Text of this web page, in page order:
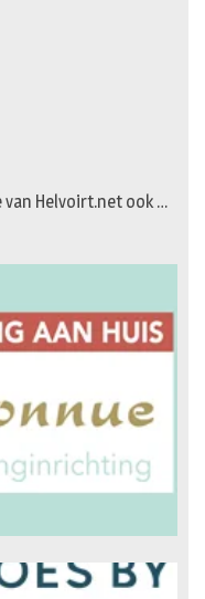
van Helvoirt.net ook …